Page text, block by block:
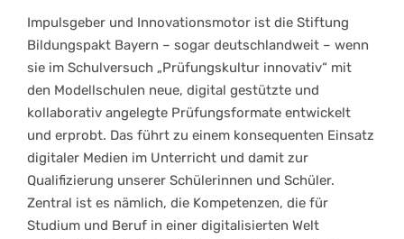
Impulsgeber und Innovationsmotor ist die Stiftung
Bildungspakt Bayern – sogar deutschlandweit – wenn
sie im Schulversuch „Prüfungskultur innovativ“ mit
den Modellschulen neue, digital gestützte und
kollaborativ angelegte Prüfungsformate entwickelt
und erprobt. Das führt zu einem konsequenten Einsatz
digitaler Medien im Unterricht und damit zur
Qualifizierung unserer Schülerinnen und Schüler.
Zentral ist es nämlich, die Kompetenzen, die für
Studium und Beruf in einer digitalisierten Welt